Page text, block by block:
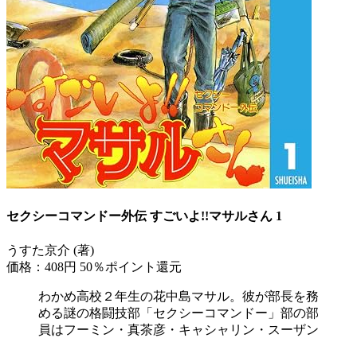
セクシーコマンドー外伝 すごいよ!!マサルさん 1
うすた京介 (著)
価格：408円 50％ポイント還元
わかめ高校２年生の花中島マサル。彼が部長を務
める謎の格闘技部「セクシーコマンドー」部の部
員はフーミン・真茶彦・キャシャリン・スーザン